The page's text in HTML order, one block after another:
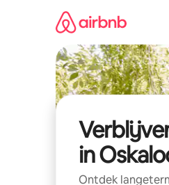
in
Ontdek